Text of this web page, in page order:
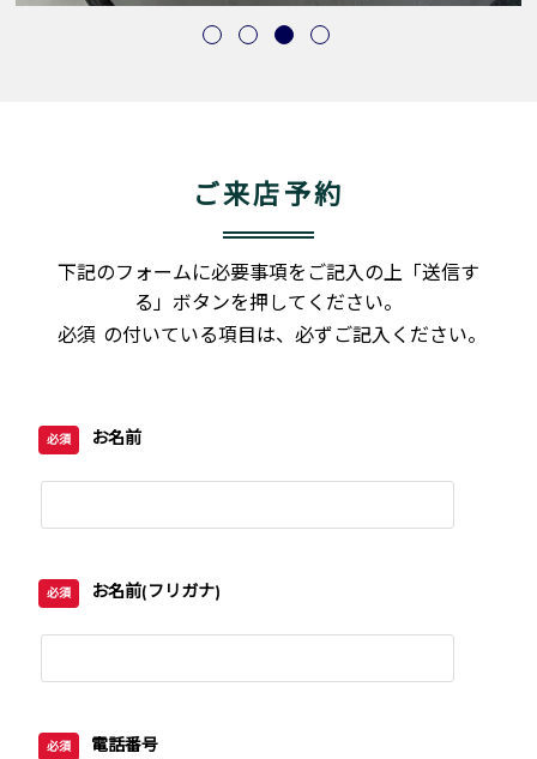
ご来店予約
下記のフォームに必要事項をご記入の上「送信す
る」ボタンを押してください。
必須 の付いている項目は、必ずご記入ください。
必須 お名前
必須 お名前(フリガナ)
必須 電話番号